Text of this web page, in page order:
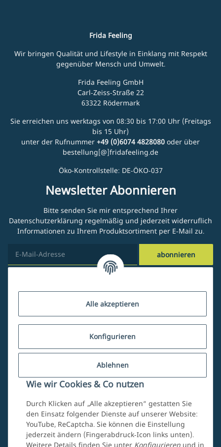
Alle akzeptieren
Konfigurieren
Ablehnen
Wie wir Cookies & Co nutzen
Durch Klicken auf „Alle akzeptieren“ gestatten Sie
den Einsatz folgender Dienste auf unserer Website:
YouTube, ReCaptcha. Sie können die Einstellung
jederzeit ändern (Fingerabdruck-Icon links unten).
Weitere Details finden Sie unter Konfigurieren und in
Frida Feeling
Wir bringen Qualität und Lifestyle in Einklang mit Respekt
gegenüber Mensch und Umwelt.
Frida Feeling GmbH
Carl-Zeiss-Straße 22
63322 Rödermark
Sie erreichen uns werktags von 08:30 bis 17:00 Uhr (Freitags
bis 15 Uhr)
unter der Rufnummer +49 (0)6074 4828080 oder über
bestellung[@]fridafeeling.de
Öko-Kontrollstelle: DE-ÖKO-037
Newsletter Abonnieren
Bitte senden Sie mir entsprechend Ihrer
Datenschutzerklärung regelmäßig und jederzeit widerruflich
Informationen zu Ihrem Produktsortiment per E-Mail zu.
abonnieren